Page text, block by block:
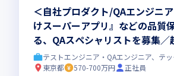
＜自社プロダクト/QAエンジニ
けスーパーアプリ』などの品質
る、QAスペシャリストを募集／
ら深く参画し、複数組織を横断
制の構築を牽引していただきます
テストエンジニア・QAエンジニア、テ
東京都
570-700万円
正社員